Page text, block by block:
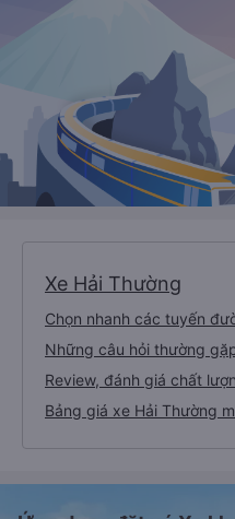
Xe Hải Thường
Chọn nhanh các tuyến
Những câu hỏi thường
Review, đánh giá chất
Bảng giá xe Hải Thường